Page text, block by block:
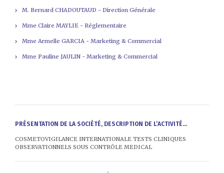
M. Bernard CHADOUTAUD - Direction Générale
Mme Claire MAYLIE - Réglementaire
Mme Armelle GARCIA - Marketing & Commercial
Mme Pauline JAULIN - Marketing & Commercial
PRÉSENTATION DE LA SOCIÉTÉ, DESCRIPTION DE L’ACTIVITÉ...
COSMETOVIGILANCE INTERNATIONALE TESTS CLINIQUES
OBSERVATIONNELS SOUS CONTRÖLE MEDICAL